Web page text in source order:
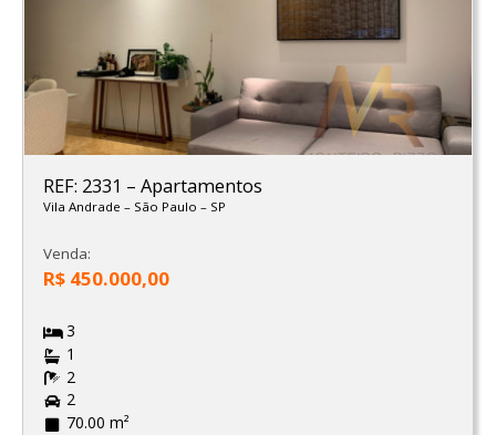
REF: 2331 – Apartamentos
Vila Andrade – São Paulo – SP
Venda:
R$ 450.000,00
3
1
2
2
70.00 m²